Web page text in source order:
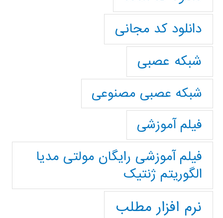
دانلود کد مجانی
شبکه عصبی
شبکه عصبی مصنوعی
فیلم آموزشی
فیلم آموزشی رایگان مولتی مدیا
الگوریتم ژنتیک
نرم افزار مطلب